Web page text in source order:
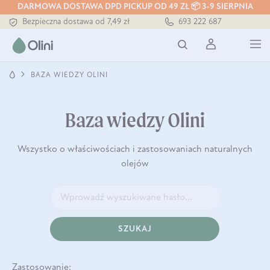
DARMOWA DOSTAWA DPD PICKUP OD 49 ZŁ 📦 3-9 SIERPNIA
Bezpieczna dostawa od 7,49 zł
Darmowa dostawa od 199 zł
Tłoczony zawsze na zimno
693 222 687
BAZA WIEDZY OLINI
Baza wiedzy Olini
Wszystko o właściwościach i zastosowaniach naturalnych
olejów
SZUKAJ
Zastosowanie: